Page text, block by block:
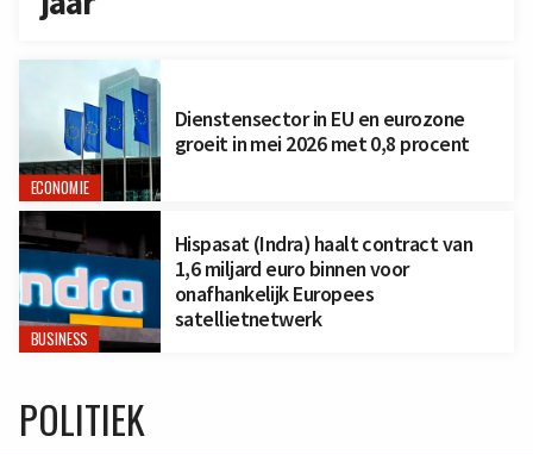
ECONOMIE
Dienstensector in EU en eurozone
groeit in mei 2026 met 0,8 procent
BUSINESS
Hispasat (Indra) haalt contract van
1,6 miljard euro binnen voor
onafhankelijk Europees
satellietnetwerk
POLITIEK